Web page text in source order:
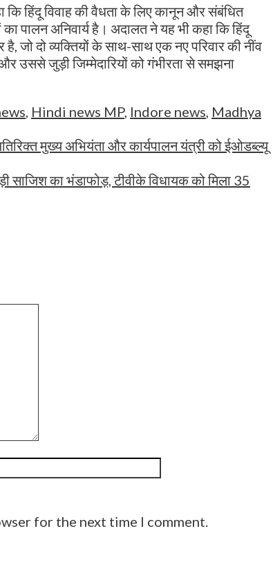
हिंदू विवाह की वैधता के लिए कानून और संबंधित
पालन अनिवार्य है। अदालत ने यह भी कहा कि हिंदू
जो दो व्यक्तियों के साथ-साथ एक नए परिवार की नींव
जुड़ी जिम्मेदारियों को गंभीरता से समझना
Hindi news MP, Indore news Madhya
मुख्य अभियंता और कार्यपालन यंत्री को ईओडब्ल्यू
साजिश का भंडाफोड़, टीवीके विधायक को मिला 35
for the next time I comment.